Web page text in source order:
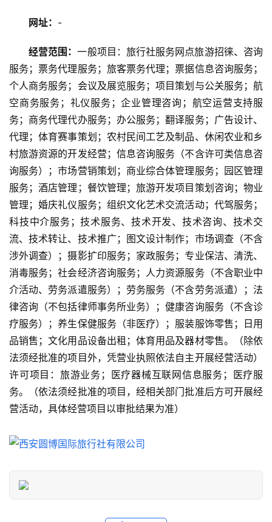
游
攻
略
美
食
特
产
热
门
景
点
旅
游
信
息
历
史
文
化
导
之
家
登录 注册
网址： -
经营范围：一般项目：旅行社服务网点旅游招徕、咨询
服务；票务代理服务；旅客票务代理；票据信息咨询服务；
个人商务服务；会议及展览服务；项目策划与公关服务；航
空商务服务；礼仪服务；企业管理咨询；航空运营支持服
务；商务代理代办服务；办公服务；翻译服务；广告设计、
代理；体育赛事策划；农村民间工艺及制品、休闲农业和乡
村旅游资源的开发经营；信息咨询服务（不含许可类信息咨
询服务）；市场营销策划；商业综合体管理服务；园区管理
服务；酒店管理；餐饮管理；旅游开发项目策划咨询；物业
管理；婚庆礼仪服务；组织文化艺术交流活动；代驾服务；
科技中介服务；技术服务、技术开发、技术咨询、技术交
流、技术转让、技术推广；图文设计制作；市场调查（不含
涉外调查）；摄影扩印服务；家政服务；专业保洁、清洗、
消毒服务；社会经济咨询服务；人力资源服务（不含职业中
介活动、劳务派遣服务）；劳务服务（不含劳务派遣）；法
律咨询（不包括律师事务所业务）；健康咨询服务（不含诊
疗服务）；养生保健服务（非医疗）；服装服饰零售；日用
品销售；文化用品设备出租；体育用品及器材零售。（除依
法须经批准的项目外，凭营业执照依法自主开展经营活动）
许可项目：旅游业务；医疗器械互联网信息服务；医疗服
务。（依法须经批准的项目，经相关部门批准后方可开展经
营活动，具体经营项目以审批结果为准）